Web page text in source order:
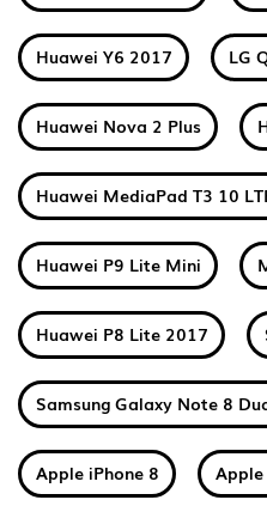
Huawei Y6 2017 LG
Huawei Nova 2 Plus
Huawei MediaPad T3 10
Huawei P9 Lite Mini
Huawei P8 Lite 2017
Samsung Galaxy Note 8
Apple iPhone 8 Apple